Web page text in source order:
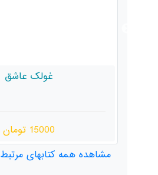
غولک خنده
15000 تومان
مشاهده همه کتابهای مرتبط